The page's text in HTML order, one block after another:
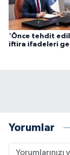
'Önce tehdit
iftira ifadeleri
Yorumlar